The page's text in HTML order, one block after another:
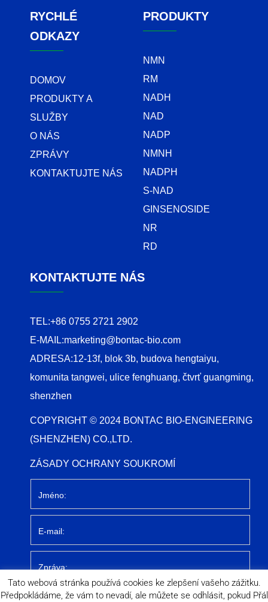
RYCHLÉ
ODKAZY
DOMOV
PRODUKTY A
SLUŽBY
O NÁS
ZPRÁVY
KONTAKTUJTE NÁS
PRODUKTY
NMN
RM
NADH
NAD
NADP
NMNH
NADPH
S-NAD
GINSENOSIDE
NR
RD
KONTAKTUJTE NÁS
TEL:+86 0755 2721 2902
E-MAIL:marketing@bontac-bio.com
ADRESA:12-13f, blok 3b, budova hengtaiyu,
komunita tangwei, ulice fenghuang, čtvrť guangming,
shenzhen
COPYRIGHT © 2024 BONTAC BIO-ENGINEERING
(SHENZHEN) CO.,LTD.
ZÁSADY OCHRANY SOUKROMÍ
Tato webová stránka používá cookies ke zlepšení vašeho zážitku.
Předpokládáme, že vám to nevadí, ale můžete se odhlásit, pokud Přál